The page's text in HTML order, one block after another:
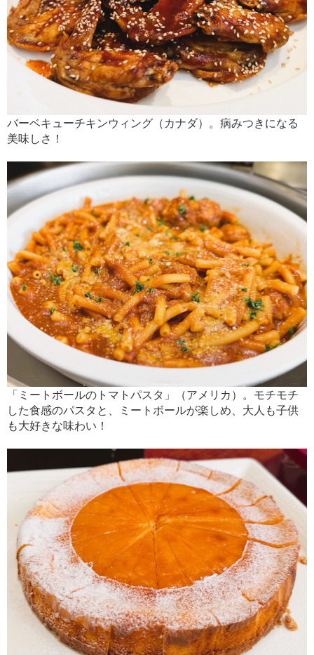
バーベキューチキンウィング（カナダ）。病みつきになる
美味しさ！
「ミートボールのトマトパスタ」（アメリカ）。モチモチ
した食感のパスタと、ミートボールが楽しめ、大人も子供
も大好きな味わい！